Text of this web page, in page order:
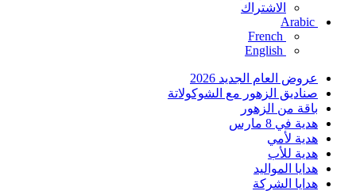
الاشتراك
Arabic
French
English
عروض العام الجديد 2026
صناديق الزهور مع الشوكولاتة
باقة من الزهور
هدية في 8 مارس
هدية لأمي
هدية للأب
هدايا المواليد
هدايا الشركة